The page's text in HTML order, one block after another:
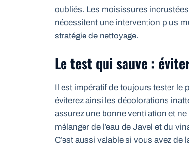
oubliés. Les moisissures
nécessitent une intervention plus
stratégie de nettoyage.
Le test qui sauve :
Il est impératif de toujours tester le
éviterez ainsi les décolorations
assurez une bonne ventilation et
mélanger de l’eau de Javel et du
C’est aussi valable si vous avez de